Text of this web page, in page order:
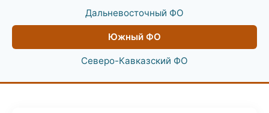
Дальневосточный ФО
Южный ФО
Северо-Кавказский ФО